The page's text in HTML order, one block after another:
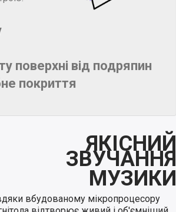
поверхні від подряпин
покриття
ЯКІСНИЙ
ЗВУЧАННЯ
МУЗИКИ
вбудованому мікропроцесору